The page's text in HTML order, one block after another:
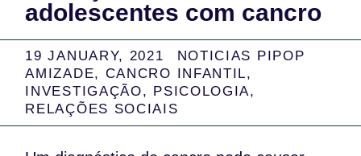
adolescentes com cancro
19 JANUARY, 2021
NOTICIAS PIPOP
AMIZADE, CANCRO INFANTIL,
INVESTIGAÇÃO, PSICOLOGIA,
RELAÇÕES SOCIAIS